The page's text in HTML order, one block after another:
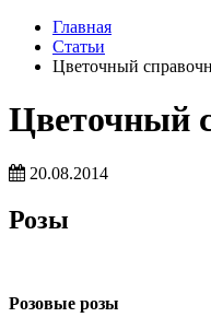
Главная
Статьи
Цветочный
Цветочный
20.08.2014
Розы
Розовые розы